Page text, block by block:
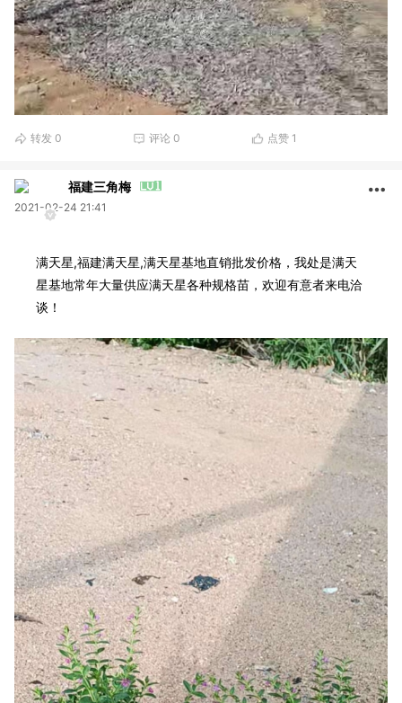
转发 0 评论 0 点赞 1
福建三角梅
2021-02-24 21:41
满天星,福建满天星,满天星基地直销批发价格，我处是满天
星基地常年大量供应满天星各种规格苗，欢迎有意者来电洽
谈！